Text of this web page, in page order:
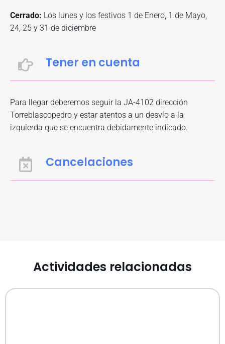
Cerrado: Los lunes y los festivos 1 de Enero, 1 de Mayo,
24, 25 y 31 de diciembre
Tener en cuenta
Para llegar deberemos seguir la JA-4102 dirección
Torreblascopedro y estar atentos a un desvío a la
izquierda que se encuentra debidamente indicado.
Cancelaciones
Actividades relacionadas